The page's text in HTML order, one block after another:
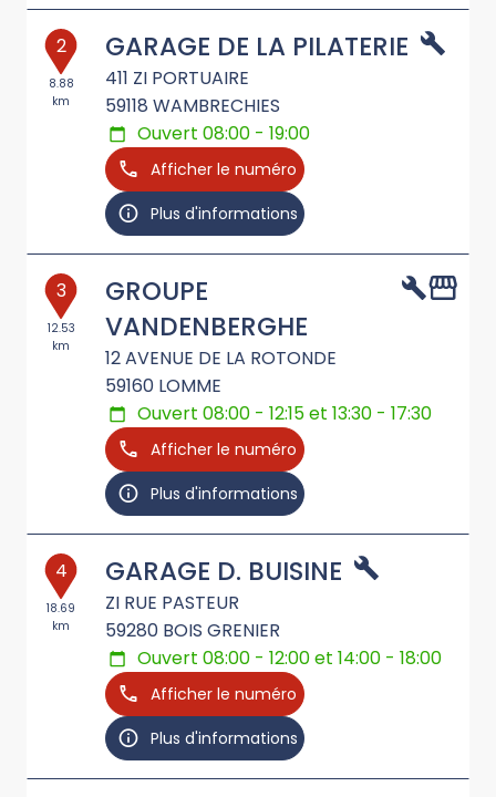
2
8.88
km
GARAGE DE LA PILATERIE
411 ZI PORTUAIRE
59118 WAMBRECHIES
Ouvert 08:00 - 19:00
Afficher le numéro
Plus d'informations
3
12.53
km
GROUPE
VANDENBERGHE
12 AVENUE DE LA ROTONDE
59160 LOMME
Ouvert 08:00 - 12:15 et 13:30 - 17:30
Afficher le numéro
Plus d'informations
4
18.69
km
GARAGE D. BUISINE
ZI RUE PASTEUR
59280 BOIS GRENIER
Ouvert 08:00 - 12:00 et 14:00 - 18:00
Afficher le numéro
Plus d'informations